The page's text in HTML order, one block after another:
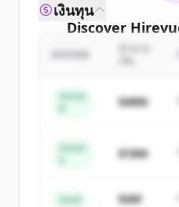
Discover
Sign up for free to
New accounts
get
Create
เงินทุน
Series
$48M
Series
$18M
Seed $4M